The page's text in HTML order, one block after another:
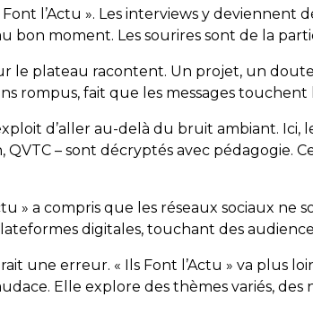
l’Actu ». Les interviews y
moment. Les sourires sont de la
le plateau racontent. Un projet, un
rompus, fait que les messages touchent
d’aller au-delà du bruit ambiant.
– sont décryptés avec pédagogie.
» a compris que les réseaux sociaux
digitales, touchant des
une erreur. « Ils Font l’Actu » va plus
Elle explore des thèmes variés,